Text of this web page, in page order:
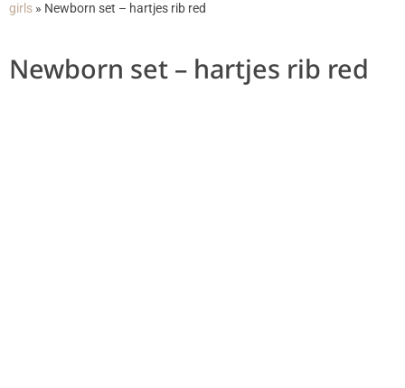
girls » Newborn set – hartjes rib red
Newborn set – hartjes rib red